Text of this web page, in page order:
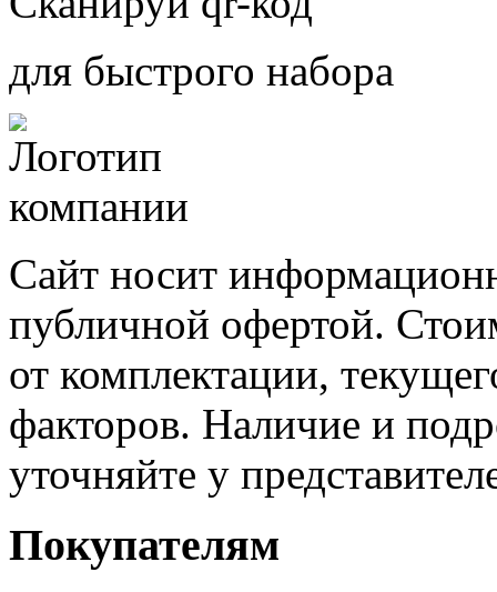
для быстрого набора
Сайт носит
публичной офертой.
от комплектации,
факторов. Наличие и
уточняйте у
Покупателям